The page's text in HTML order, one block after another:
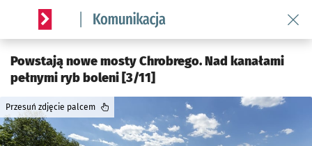
Serwis informacyjny wroclaw.pl podserwis: Komunikacja
Powstają nowe mosty Chrobrego. Nad kanałami
pełnymi ryb boleni [3/11]
Przesuń zdjęcie palcem